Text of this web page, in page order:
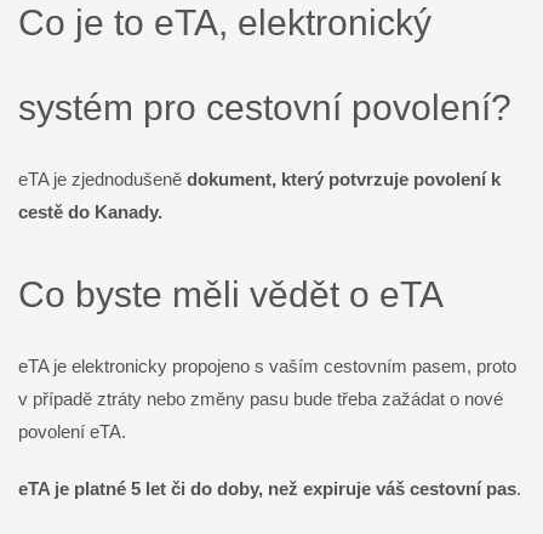
Co je to eTA, elektronický
systém pro cestovní povolení?
eTA je zjednodušeně dokument, který potvrzuje povolení k
cestě do Kanady.
Co byste měli vědět o eTA
eTA je elektronicky propojeno s vaším cestovním pasem, proto
v případě ztráty nebo změny pasu bude třeba zažádat o nové
povolení eTA.
eTA je platné 5 let či do doby, než expiruje váš cestovní pas.